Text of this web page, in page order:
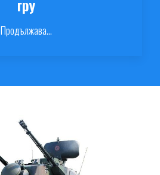
гру
Продължава...